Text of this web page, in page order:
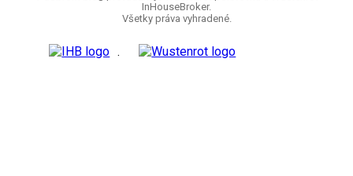
InHouseBroker.
Všetky práva vyhradené.
.